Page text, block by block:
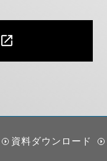
open_in_new
資料ダウンロード